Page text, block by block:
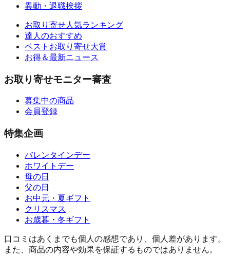
異動・退職挨拶
お取り寄せ人気ランキング
達人のおすすめ
ベストお取り寄せ大賞
お得＆最新ニュース
お取り寄せモニター審査
募集中の商品
会員登録
特集企画
バレンタインデー
ホワイトデー
母の日
父の日
お中元・夏ギフト
クリスマス
お歳暮・冬ギフト
口コミはあくまでも個人の感想であり、個人差があります。
また、商品の内容や効果を保証するものではありません。